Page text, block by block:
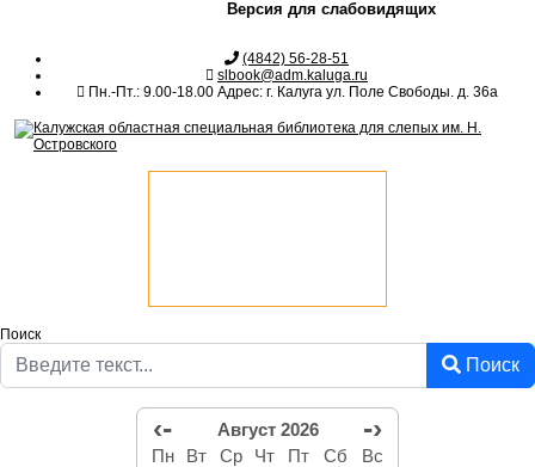
Версия для слабовидящих
(4842) 56-28-51
slbook@adm.kaluga.ru
Пн.-Пт.: 9.00-18.00 Адрес: г. Калуга ул. Поле Свободы. д. 36а
Поиск
Поиск
‹- Август 2026 -›
Пн Вт Ср Чт Пт Сб
Вс